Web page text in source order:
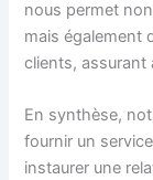
nous permet
mais également
clients, assurant
En synthèse,
fournir un
instaurer une